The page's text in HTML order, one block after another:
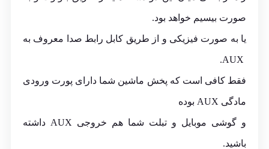
صورت بیسیم خواهد بود.
یا به صورت فیزیکی و از طریق کابل رابط صدا معروف به
فقط کافی است که پخش ماشین شما دارای پورت ورودی
مادگی AUX بوده
و گوشی موبایل و تبلت شما هم خروجی AUX داشته
باشید.